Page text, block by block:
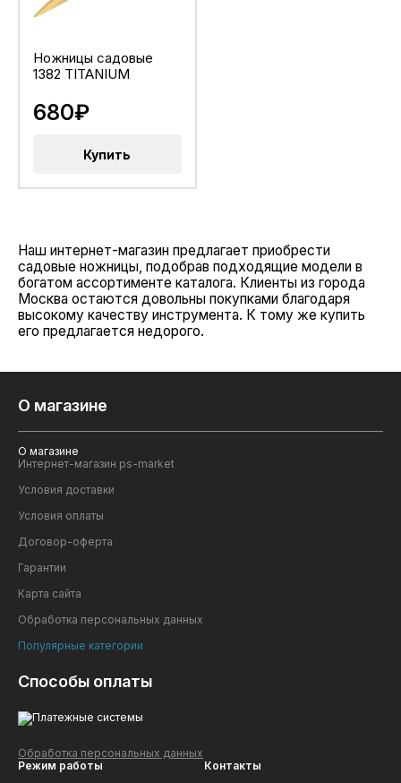
Ножницы садовые
1382 TITANIUM
680₽
Купить
Наш интернет-магазин предлагает приобрести
садовые ножницы, подобрав подходящие модели в
богатом ассортименте каталога. Клиенты из города
Москва остаются довольны покупками благодаря
высокому качеству инструмента. К тому же купить
его предлагается недорого.
О магазине
О магазине
Интернет-магазин ps-market
Условия доставки
Условия оплаты
Договор-оферта
Гарантии
Карта сайта
Обработка персональных данных
Популярные категории
Способы оплаты
Обработка персональных данных
Режим работы
Контакты